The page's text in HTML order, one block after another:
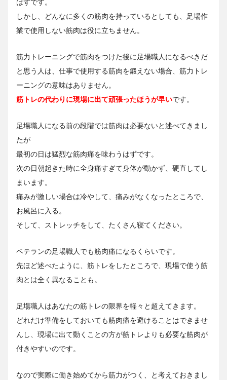
はずです。
しかし、どんなに多くの筋肉を持っているとしても、足場作
業で使用しない筋肉は役に立ちません。
筋力トレーニングで筋肉をつけた後に足場職人になるべきだ
と思う人は、仕事で使用する筋肉を鍛えない場合、筋力トレ
ーニングの意味はありません。
筋トレの代わりに現場に出て頑張ったほうが早いです。
足場職人になる前の段階では筋肉は必要ないと述べてきまし
たが
最初の日は猛烈な筋肉痛を味わうはずです。
次の日朝起きた時に全身痛すぎて身体が動かず、硬直してし
まいます。
痛みが激しい場合は冷やして、痛みがなくなったところで、
お風呂に入る。
そして、ストレッチをして、たくさん寝てください。
ベテランの足場職人でも筋肉痛になるくらいです。
先ほど述べたように、筋トレをしたところで、現場で使う筋
肉とは全く異なることも。
足場職人はあなたの筋トレの限界を軽々と超えてきます。
どれだけ準備をしておいても筋肉痛を避けることはできませ
んし、現場に出て動くことの方が筋トレよりも必要な筋肉が
付きやすいのです。
なので実際に働き始めてから筋力がつく、と考えておきまし